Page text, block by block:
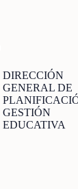
DIRECCIÓN
GENERAL DE
GESTIÓN
EDUCATIVA